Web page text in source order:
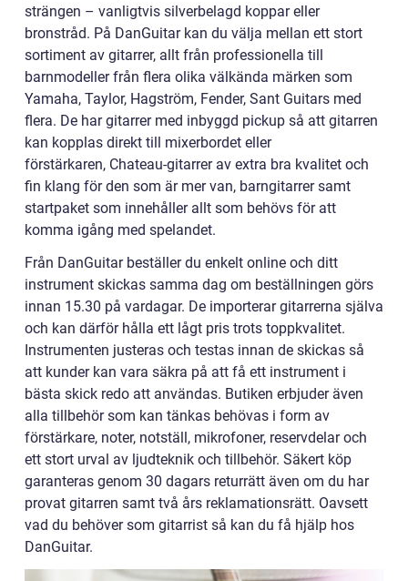
strängen – vanligtvis silverbelagd koppar eller
bronstråd. På DanGuitar kan du välja mellan ett stort
sortiment av gitarrer, allt från professionella till
barnmodeller från flera olika välkända märken som
Yamaha, Taylor, Hagström, Fender, Sant Guitars med
flera. De har gitarrer med inbyggd pickup så att gitarren
kan kopplas direkt till mixerbordet eller
förstärkaren, Chateau-gitarrer av extra bra kvalitet och
fin klang för den som är mer van, barngitarrer samt
startpaket som innehåller allt som behövs för att
komma igång med spelandet.
Från DanGuitar beställer du enkelt online och ditt
instrument skickas samma dag om beställningen görs
innan 15.30 på vardagar. De importerar gitarrerna själva
och kan därför hålla ett lågt pris trots toppkvalitet.
Instrumenten justeras och testas innan de skickas så
att kunder kan vara säkra på att få ett instrument i
bästa skick redo att användas. Butiken erbjuder även
alla tillbehör som kan tänkas behövas i form av
förstärkare, noter, notställ, mikrofoner, reservdelar och
ett stort urval av ljudteknik och tillbehör. Säkert köp
garanteras genom 30 dagars returrätt även om du har
provat gitarren samt två års reklamationsrätt. Oavsett
vad du behöver som gitarrist så kan du få hjälp hos
DanGuitar.